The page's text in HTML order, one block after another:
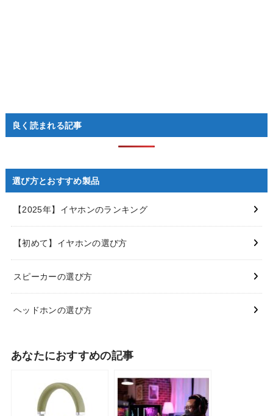
良く読まれる記事
選び方とおすすめ製品
【2025年】イヤホンのランキング
【初めて】イヤホンの選び方
スピーカーの選び方
ヘッドホンの選び方
あなたにおすすめの記事